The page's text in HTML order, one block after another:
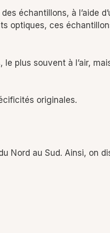
échantillons, à l’aide
optiques, ces
plus souvent à l’air,
originales.
Nord au Sud. Ainsi, on